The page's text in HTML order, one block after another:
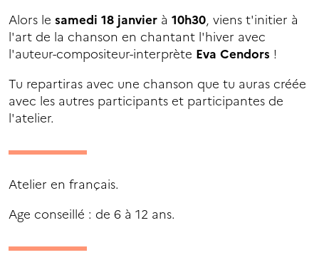
Alors le samedi 18 janvier à 10h30, viens t'initier à
l'art de la chanson en chantant l'hiver avec
l'auteur-compositeur-interprète Eva Cendors !
Tu repartiras avec une chanson que tu auras créée
avec les autres participants et participantes de
l'atelier.
Atelier en français.
Age conseillé : de 6 à 12 ans.